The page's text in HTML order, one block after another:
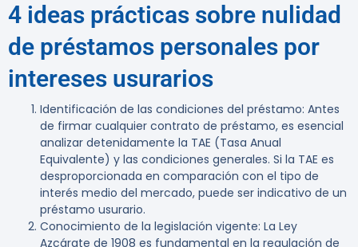
4 ideas prácticas sobre nulidad
de préstamos personales por
intereses usurarios
Identificación de las condiciones del préstamo: Antes
de firmar cualquier contrato de préstamo, es esencial
analizar detenidamente la TAE (Tasa Anual
Equivalente) y las condiciones generales. Si la TAE es
desproporcionada en comparación con el tipo de
interés medio del mercado, puede ser indicativo de un
préstamo usurario.
Conocimiento de la legislación vigente: La Ley
Azcárate de 1908 es fundamental en la regulación de